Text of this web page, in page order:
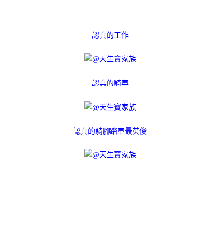
認真的工作
認真的騎車
認真的騎腳踏車最英俊